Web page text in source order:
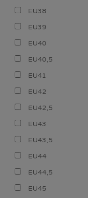
EU38
EU39
EU40
EU40,5
EU41
EU42
EU42,5
EU43
EU43,5
EU44
EU44,5
EU45